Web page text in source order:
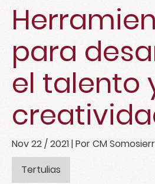
para
el talento
Nov 22 / 2021| Por CM
Tertulias